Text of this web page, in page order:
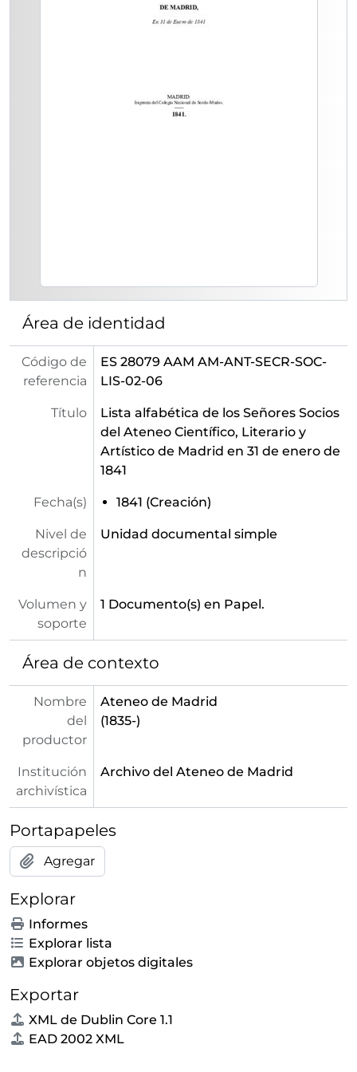
Área de identidad
Código de
referencia
ES 28079 AAM AM-ANT-SECR-SOC-
LIS-02-06
Título
Lista alfabética de los Señores Socios
del Ateneo Científico, Literario y
Artístico de Madrid en 31 de enero de
1841
Fecha(s) 1841 (Creación)
Nivel de
descripció
n
Unidad documental simple
Volumen y
soporte
1 Documento(s) en Papel.
Área de contexto
Nombre
del
productor
Ateneo de Madrid
(1835-)
Institución
archivística
Archivo del Ateneo de Madrid
Portapapeles
Agregar
Explorar
Informes
Explorar lista
Explorar objetos digitales
Exportar
XML de Dublin Core 1.1
EAD 2002 XML